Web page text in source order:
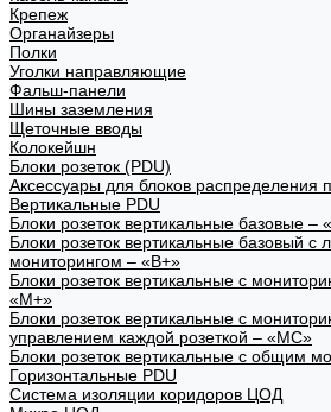
Крепеж
Органайзеры
Полки
Уголки направляющие
Фальш-панели
Шины заземления
Щеточные вводы
Колокейшн
Блоки розеток (PDU)
Аксессуары для блоков распределения
Вертикальные PDU
Блоки розеток вертикальные базовые –
Блоки розеток вертикальные базовый с
мониторингом – «В+»
Блоки розеток вертикальные с
«М+»
Блоки розеток вертикальные с
управлением каждой розеткой – «МС»
Блоки розеток вертикальные с общим
Горизонтальные PDU
Система изоляции коридоров ЦОД